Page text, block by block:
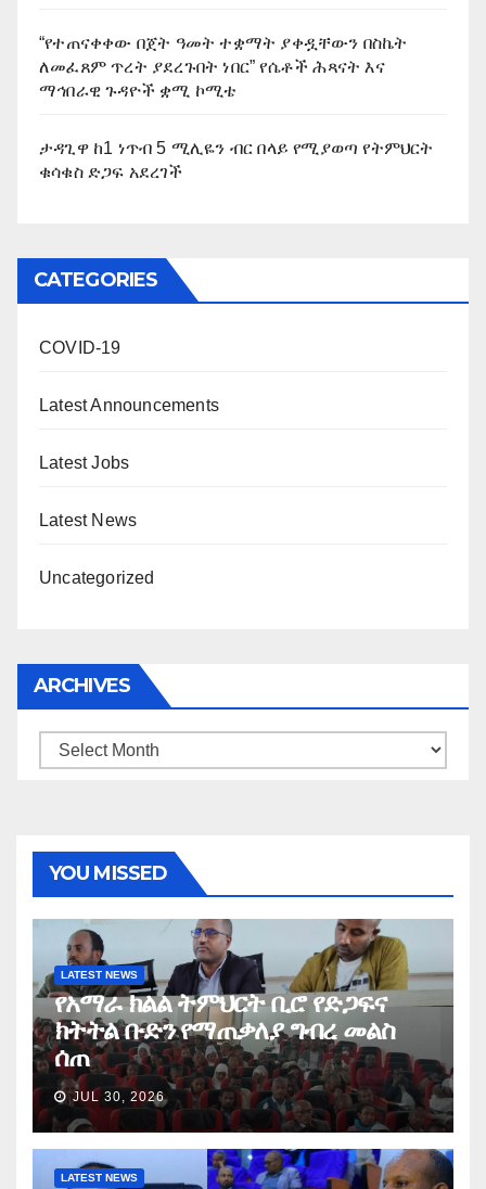
“የተጠናቀቀው በጀት ዓመት ተቋማት ያቀዷቸውን በስኬት
ለመፈጸም ጥረት ያደረጉበት ነበር” የሴቶች ሕጻናት እና
ማኅበራዊ ጉዳዮች ቋሚ ኮሚቴ
ታዳጊዋ ከ1 ነጥብ 5 ሚሊዬን ብር በላይ የሚያወጣ የትምህርት
ቁሳቁስ ድጋፍ አደረገች
CATEGORIES
COVID-19
Latest Announcements
Latest Jobs
Latest News
Uncategorized
ARCHIVES
Archives
YOU MISSED
LATEST NEWS
የአማራ ክልል ትምህርት ቢሮ የድጋፍና
ክትትል ቡድን የማጠቃለያ ግብረ መልስ
ሰጠ
JUL 30, 2026
LATEST NEWS